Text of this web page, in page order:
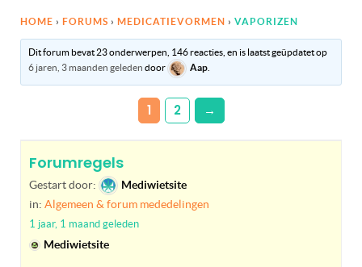
HOME › FORUMS › MEDICATIEVORMEN › VAPORIZEN
Dit forum bevat 23 onderwerpen, 146 reacties, en is laatst geüpdatet op
6 jaren, 3 maanden geleden door Aap
1 2 →
Forumregels
Gestart door:
Mediwietsite
in: Algemeen & forum mededelingen
1 jaar, 1 maand geleden
Mediwietsite